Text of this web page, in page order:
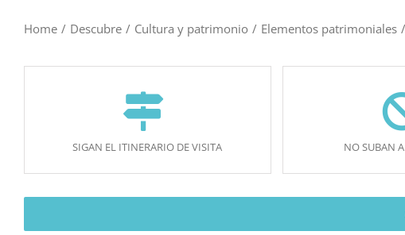
Home / Descubre / Cultura y patrimonio / Elementos patrimoniales /
SIGAN EL ITINERARIO DE VISITA NO SUBAN